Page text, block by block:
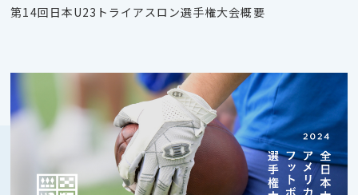
第14回日本U23トライアスロン選手権大会概要